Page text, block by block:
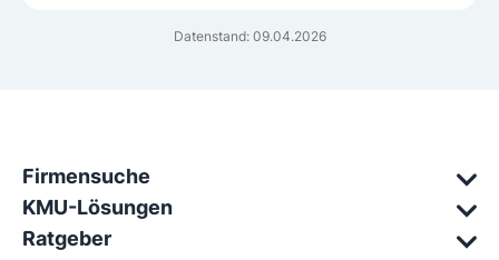
Datenstand: 09.04.2026
Firmensuche
KMU-Lösungen
Ratgeber